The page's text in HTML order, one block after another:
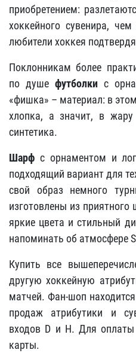
приобретением:
хоккейного сувенира,
любители хоккея
Поклонникам более
по душе футболки с
«фишка» – материал: в
хлопка, а значит, в
синтетика.
Шарф с орнаментом и
подходящий вариант для
свой образ немного
изготовлены из приятного
яркие цвета и стильный
напоминать об атмосфере
Купить все
другую хоккейную
матчей. Фан-шоп
продаж атрибутики и
входов D и H. Для
карты.